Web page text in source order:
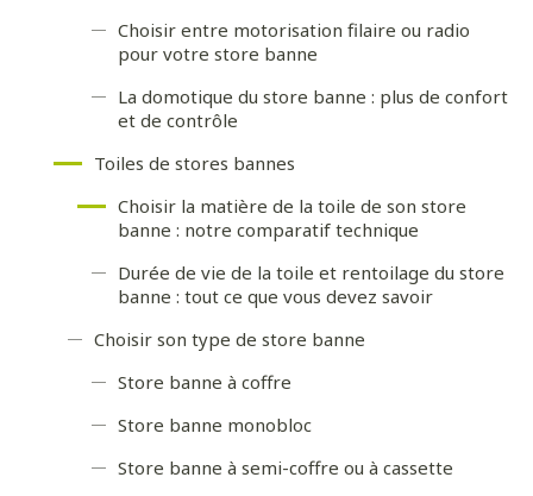
Choisir entre motorisation filaire ou radio
pour votre store banne
La domotique du store banne : plus de confort
et de contrôle
Toiles de stores bannes
Choisir la matière de la toile de son store
banne : notre comparatif technique
Durée de vie de la toile et rentoilage du store
banne : tout ce que vous devez savoir
Choisir son type de store banne
Store banne à coffre
Store banne monobloc
Store banne à semi-coffre ou à cassette